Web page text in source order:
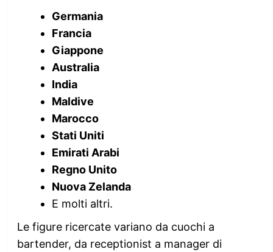
Germania
Francia
Giappone
Australia
India
Maldive
Marocco
Stati Uniti
Emirati Arabi
Regno Unito
Nuova Zelanda
E molti altri.
Le figure ricercate variano da cuochi a
bartender, da receptionist a manager di